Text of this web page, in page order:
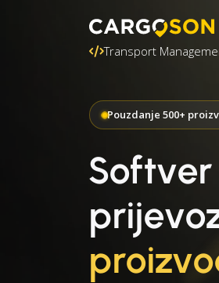
Transport
Pouzdanje 500+